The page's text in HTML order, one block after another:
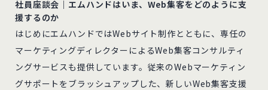
社員座談会｜エムハンドはいま、Web集客をどのように支
援するのか
はじめにエムハンドではWebサイト制作とともに、専任の
マーケティングディレクターによるWeb集客コンサルティ
ングサービスも提供しています。従来のWebマーケティン
グサポートをブラッシュアップした、新しいWeb集客支援